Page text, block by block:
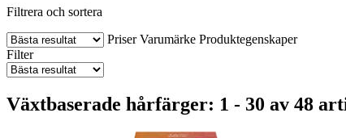
Filtrera och sortera
Priser Varumärke Produktegenskaper
Filter
Växtbaserade hårfärger: 1 - 30 av 48